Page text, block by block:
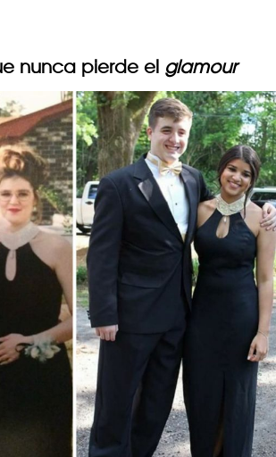
nunca pierde el glamour